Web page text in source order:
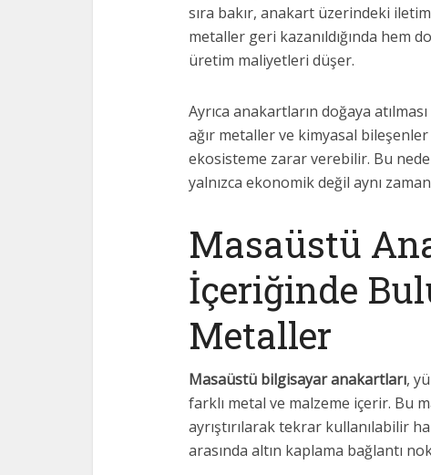
sıra bakır, anakart üzerindeki
metaller geri kazanıldığında hem
üretim maliyetleri düşer.
Ayrıca anakartların doğaya
ağır metaller ve kimyasal
ekosisteme zarar verebilir. Bu
yalnızca ekonomik değil aynı
Masaüstü
İçeriğinde
Metaller
Masaüstü bilgisayar anakartları,
farklı metal ve malzeme içerir. Bu
ayrıştırılarak tekrar kullanılabilir
arasında altın kaplama bağlantı